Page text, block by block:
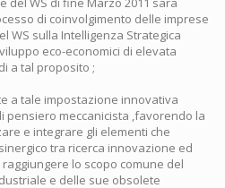
di coinvolgimento delle imprese
WS sulla Intelligenza Strategica
eco-economici di elevata
a tal proposito ;
a tale impostazione innovativa
pensiero meccanicista ,favorendo la
e integrare gli elementi che
tra ricerca innovazione ed
lo scopo comune del
e delle sue obsolete